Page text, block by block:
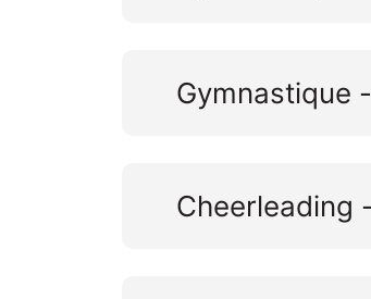
Gymnastique
Cheerleading